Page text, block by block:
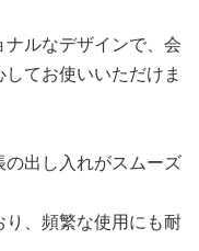
ルなデザインで、会
てお使いいただけま
出し入れがスムーズ
、頻繁な使用にも耐